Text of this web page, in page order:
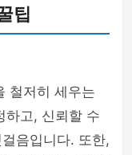
팁
철저히 세우는
하고, 신뢰할 수
음입니다. 또한,